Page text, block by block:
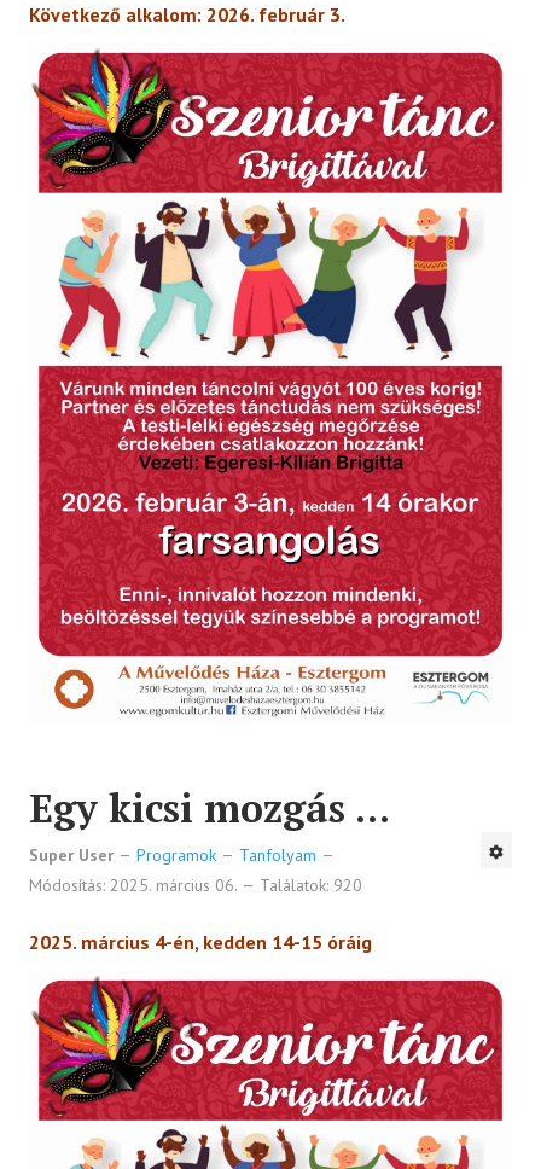
ELÉRHETŐSÉGEK
FACEBOOK
Következő alkalom: 2026. február 3.
Egy kicsi mozgás ...
Super User Programok
Tanfolyam
Módosítás: 2025. március 06.
Találatok: 920
2025. március 4-én, kedden 14-15 óráig